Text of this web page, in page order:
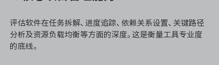
评估软件在任务拆解、进度追踪、依赖关系设置、关键路径
分析及资源负载均衡等方面的深度。这是衡量工具专业度
的底线。